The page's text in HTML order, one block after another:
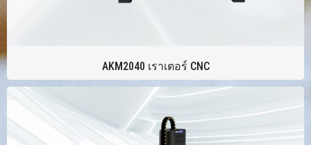
AKM2040 เราเตอร์ CNC